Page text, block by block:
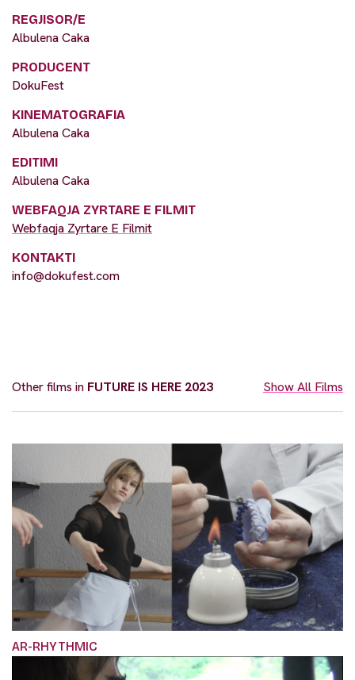
REGJISOR/E
Albulena Caka
PRODUCENT
DokuFest
KINEMATOGRAFIA
Albulena Caka
EDITIMI
Albulena Caka
WEBFAQJA ZYRTARE E FILMIT
Webfaqja Zyrtare E Filmit
KONTAKTI
info@dokufest.com
Other films in FUTURE IS HERE 2023 Show All Films
AR-RHYTHMIC